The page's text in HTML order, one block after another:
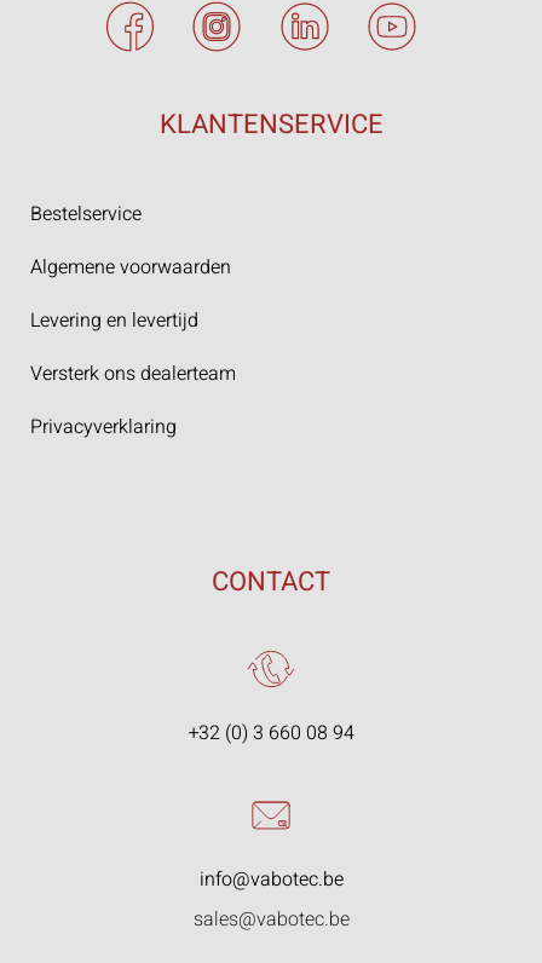
KLANTENSERVICE
Bestelservice
Algemene voorwaarden
Levering en levertijd
Versterk ons dealerteam
Privacyverklaring
CONTACT
+32 (0) 3 660 08 94
info@vabotec.be
sales@vabotec.be